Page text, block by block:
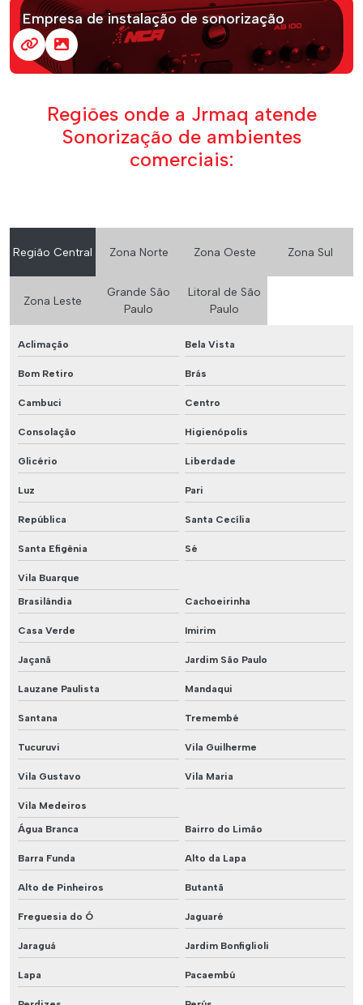
Empresa de instalação de sonorização
Regiões onde a Jrmaq atende
Sonorização de ambientes
comerciais:
Região Central Zona Norte Zona Oeste Zona Sul
Zona Leste
Grande São
Paulo
Litoral de São
Paulo
Aclimação Bela Vista
Bom Retiro Brás
Cambuci Centro
Consolação Higienópolis
Glicério Liberdade
Luz Pari
República Santa Cecília
Santa Efigênia Sé
Vila Buarque
Brasilândia Cachoeirinha
Casa Verde Imirim
Jaçanã Jardim São Paulo
Lauzane Paulista Mandaqui
Santana Tremembé
Tucuruvi Vila Guilherme
Vila Gustavo Vila Maria
Vila Medeiros
Água Branca Bairro do Limão
Barra Funda Alto da Lapa
Alto de Pinheiros Butantã
Freguesia do Ó Jaguaré
Jaraguá Jardim Bonfiglioli
Lapa Pacaembú